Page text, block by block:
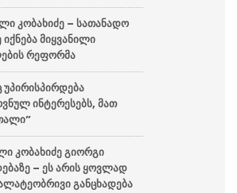
კობახიძე – სათანადო
მიყვანილი
რეფორმა
უპირისპირდება
ინტერესებს, მათ
კობახიძე გიორგი
– ეს არის ყოვლად
განცხადება